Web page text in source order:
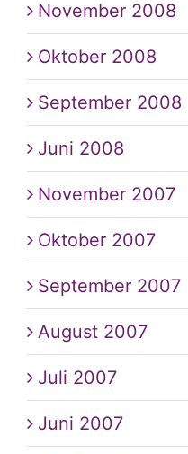
November 2008
Oktober 2008
September 2008
Juni 2008
November 2007
Oktober 2007
September 2007
August 2007
Juli 2007
Juni 2007